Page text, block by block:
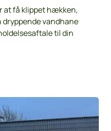
at få klippet hækken,
vandhane
til din